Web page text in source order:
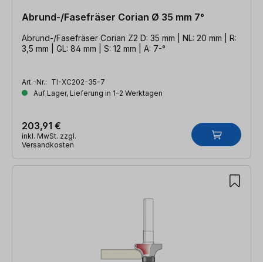
Abrund-/Fasefräser Corian Ø 35 mm 7°
Abrund-/Fasefräser Corian Z2 D: 35 mm | NL: 20 mm | R:
3,5 mm | GL: 84 mm | S: 12 mm | A: 7-°
Art.-Nr.: TI-XC202-35-7
Auf Lager, Lieferung in 1-2 Werktagen
203,91 €
inkl. MwSt. zzgl.
Versandkosten